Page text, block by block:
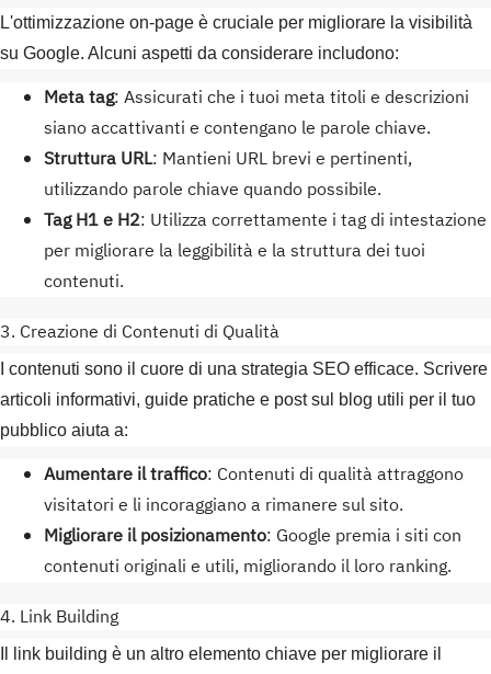
L'ottimizzazione on-page è cruciale per migliorare la visibilità
su Google. Alcuni aspetti da considerare includono:
Meta tag: Assicurati che i tuoi meta titoli e descrizioni
siano accattivanti e contengano le parole chiave.
Struttura URL: Mantieni URL brevi e pertinenti,
utilizzando parole chiave quando possibile.
Tag H1 e H2: Utilizza correttamente i tag di intestazione
per migliorare la leggibilità e la struttura dei tuoi
contenuti.
3. Creazione di Contenuti di Qualità
I contenuti sono il cuore di una strategia SEO efficace. Scrivere
articoli informativi, guide pratiche e post sul blog utili per il tuo
pubblico aiuta a:
Aumentare il traffico: Contenuti di qualità attraggono
visitatori e li incoraggiano a rimanere sul sito.
Migliorare il posizionamento: Google premia i siti con
contenuti originali e utili, migliorando il loro ranking.
4. Link Building
Il link building è un altro elemento chiave per migliorare il